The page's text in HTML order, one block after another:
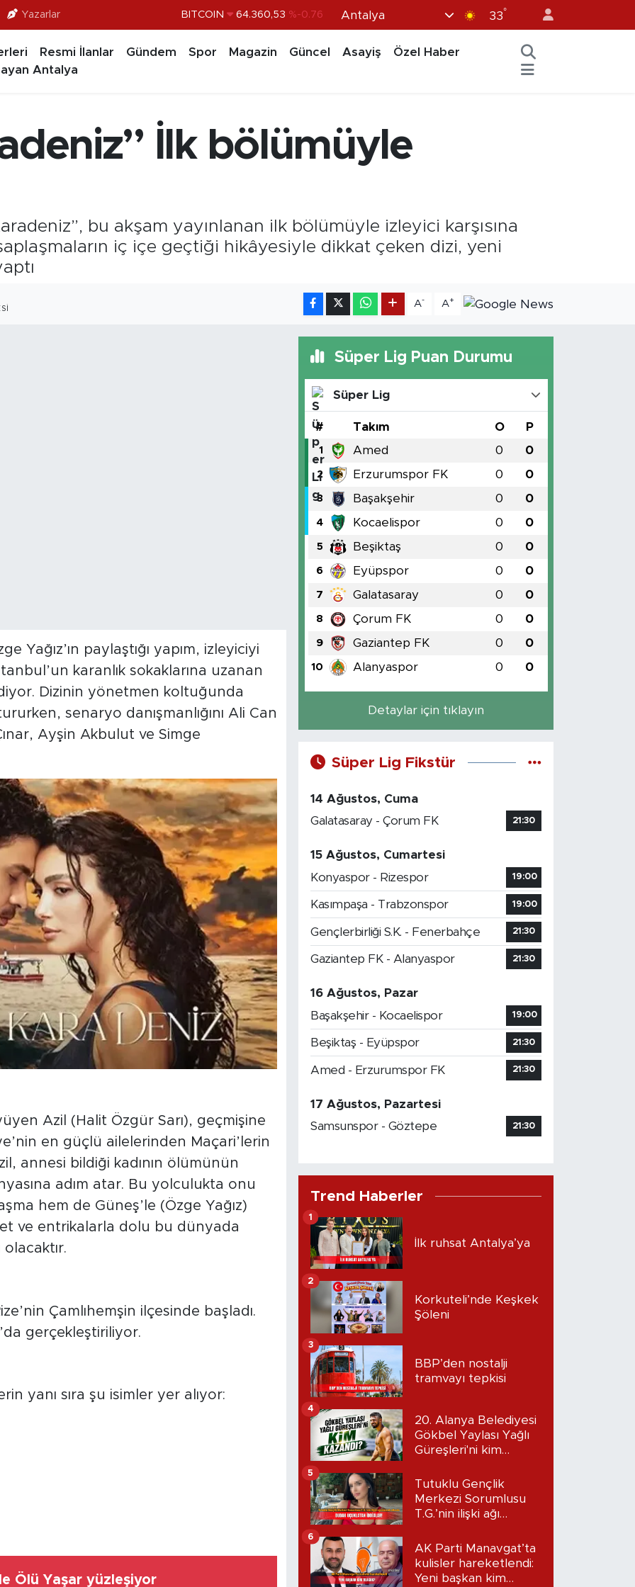
Yazarlar DOLAR 47,7069 %0.17
BITCOIN 64.360,53 %-0.76
Antalya 33°
Resmi İlanlar Gündem Spor Magazin Güncel Asayiş
Özel Haber
Antalya
İlk bölümüyle
bu akşam yayınlanan ilk bölümüyle izleyici karşısına
iç içe geçtiği hikâyesiyle dikkat çeken dizi, yeni
A- A+
Yağız’ın paylaştığı yapım, izleyiciyi
karanlık sokaklarına uzanan
Dizinin yönetmen koltuğunda
senaryo danışmanlığını Ali Can
Ayşin Akbulut ve Simge
Azil (Halit Özgür Sarı), geçmişine
en güçlü ailelerinden Maçari’lerin
annesi bildiği kadının ölümünün
adım atar. Bu yolculukta onu
hem de Güneş’le (Özge Yağız)
ve entrikalarla dolu bu dünyada
olacaktır.
Çamlıhemşin ilçesinde başladı.
gerçekleştiriliyor.
yanı sıra şu isimler yer alıyor:
Ölü Yaşar yüzleşiyor
Süper Lig Puan Durumu
Süper Lig
# Takım O P
1 Amed 0 0
2 Erzurumspor FK 0 0
3 Başakşehir 0 0
4 Kocaelispor 0 0
5 Beşiktaş 0 0
6 Eyüpspor 0 0
7 Galatasaray 0 0
8 Çorum FK 0 0
9 Gaziantep FK 0 0
10 Alanyaspor 0 0
Detaylar için tıklayın
Süper Lig Fikstür
14 Ağustos, Cuma
Galatasaray - Çorum FK
21:30
15 Ağustos, Cumartesi
Konyaspor - Rizespor
19:00
Kasımpaşa - Trabzonspor 19:00
Gençlerbirliği S.K. - Fenerbahçe 21:30
Gaziantep FK - Alanyaspor 21:30
16 Ağustos, Pazar
Başakşehir - Kocaelispor
19:00
Beşiktaş - Eyüpspor 21:30
Amed - Erzurumspor FK 21:30
17 Ağustos, Pazartesi
Samsunspor - Göztepe
21:30
Trend Haberler
İlk ruhsat Antalya’ya
1
Korkuteli’nde Keşkek
Şöleni
2
BBP’den nostalji
tramvayı tepkisi
3
20. Alanya Belediyesi
Gökbel Yaylası Yağlı
Güreşleri'ni kim
4
Tutuklu Gençlik
Merkezi Sorumlusu
T.G.’nin ilişki ağı
Dudak uçuklatan
iddialar!
5
AK Parti Manavgat’ta
kulisler hareketlendi:
Yeni başkan kim
6